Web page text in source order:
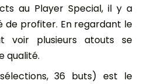
au Player Special, il y a
de profiter. En regardant le
voir plusieurs atouts se
qualité.
36 buts) est le